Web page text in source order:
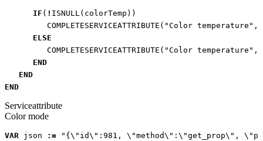
IF ( ! ISNULL( colorTemp ))
COMPLETESERVICEATTRIBUTE ( "Color temperature" ,
ELSE
COMPLETESERVICEATTRIBUTE ( "Color temperature" ,
END
END
END
Serviceattribute
Color mode
VAR json :=
"{\"id\":981, \"method\":\"get_prop\",